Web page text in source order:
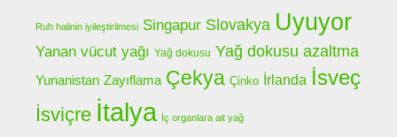
Ruh halinin iyileştirilmesi Singapur Slovakya Uyuyor
Yanan vücut yağı Yağ dokusu Yağ dokusu azaltma
Yunanistan Zayıflama Çekya Çinko İrlanda İsveç
İsviçre İtalya İç organlara ait yağ